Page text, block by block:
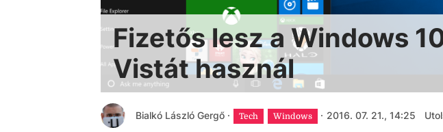
Fizetős lesz a Windows
Vistát használ
Bialkó László Gergő · Tech Windows · 2016. 07. 21., 14:25